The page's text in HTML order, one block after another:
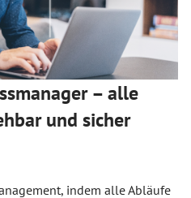
– alle
und sicher
indem alle Abläufe